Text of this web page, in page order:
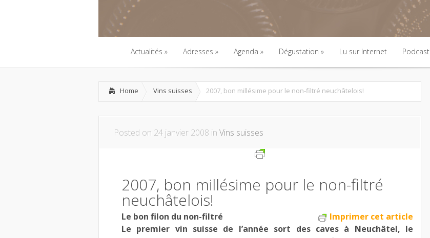
Actualités
Actualités
Adresses
Adresses
Agenda
Agenda
Dégustation
Dégustation
Lu sur Internet
Lu sur Internet
Podcast
Podcast
Home Vins suisses 2007, bon millésime pour le non-filtré neuchâtelois!
Posted on 24 janvier 2008 in Vins suisses
2007, bon millésime pour le non-filtré
neuchâtelois!
Imprimer cet article
Le bon filon du non-filtré
Le premier vin suisse de l’année sort des caves à Neuchâtel, le